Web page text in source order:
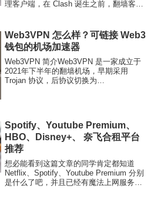
理客户端，在 Clash 诞生之前，翻墙客户
分繁琐，尤其是对新手十分不友好...
Web3VPN 怎么样？可链接 Web3
钱包的机场加速器
Web3VPN 简介Web3VPN 是一家成立于
2021年下半年的翻墙机场，早期采用
Trojan 协议，后协议切换为
Spotify、Youtube Premium、
HBO、Disney+、 奈飞合租平台
推荐
想必能看到这篇文章的同学肯定都知道
Netflix、Spotify、Youtube Premium 分别
是什么了吧，并且已经有魔法上网服务，